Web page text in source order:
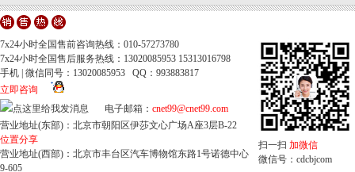
7x24小时全国售前咨询热线：010-57273780
7x24小时全国售后服务热线：13020085953 15313016798
手机 | 微信同号：13020085953 QQ：993883817
立即咨询
电子邮箱： cnet99@cnet99.com
营业地址(东部)：北京市朝阳区伊莎文心广场A座3层B-22
位置分享
营业地址(西部)：北京市丰台区汽车博物馆东路1号诺德中心
9-605
扫一扫 加微信
微信号：cdcbjcom